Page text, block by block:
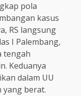
pola
kasus
RS langsung
I Palembang,
tengah
Keduanya
dalam UU
yang berat.